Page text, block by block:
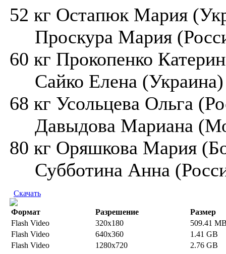
52 кг Остапюк Мария
Проскура Мария
60 кг Прокопенко
Сайко Елена (Украина)
68 кг Усольцева Ольга
Давыдова Мариана
80 кг Оряшкова Мария
Субботина Анна
Скачать
Формат Разрешение
Размер
Flash Video
320x180
509.41
Flash Video
640x360
1.41 GB
Flash Video
1280x720 2.76 GB